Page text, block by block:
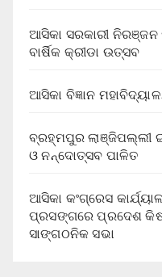
ଆସିକା ସରକାରୀ
ବାର୍ଷିକ କ୍ରୀଡା ଉତ୍ସବ
ଆସିକା ବିଜ୍ଞାନ
ବ୍ରହ୍ମପୁର ଲାଞ୍ଜିପଲ୍ଲୀ
ଓ ନନ୍ଦୋତ୍ସବ ପାଳିତ
ଆସିକା କଂଗ୍ରେସ
ପ୍ରସଙ୍ଗରେ ପ୍ରଦେଶ
ସାଙ୍ଗଠନିକ ସଭା